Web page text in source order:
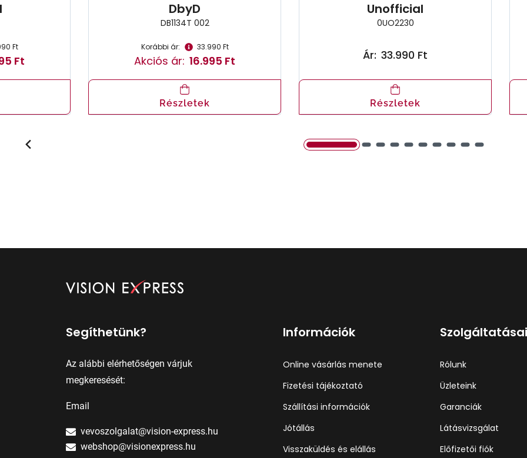
Ft
Ft
DbyD
DB1134T 002
Korábbi ár: 33.990 Ft
Akciós ár: 16.995 Ft
Részletek
Unofficial
0UO2230
Ár: 33.990 Ft
Részletek
Segíthetünk?
Az alábbi elérhetőségen várjuk
megkeresését:
Email
vevoszolgalat@vision-express.hu
webshop@visionexpress.hu
Információk
Online vásárlás menete
Fizetési tájékoztató
Szállítási információk
Jótállás
Visszaküldés és elállás
Rólunk
Üzleteink
Garanciák
Látásvizsgálat
Előfizetői fiók